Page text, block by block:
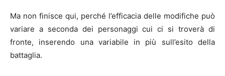
Ma non finisce qui, perché l’efficacia delle modifiche può
variare a seconda dei personaggi cui ci si troverà di
fronte, inserendo una variabile in più sull’esito della
battaglia.